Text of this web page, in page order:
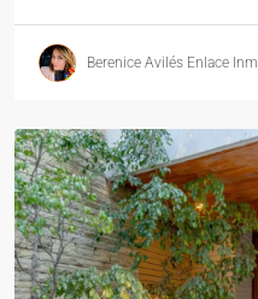
Berenice Avilés Enlace